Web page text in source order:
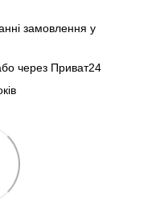
замовлення у
через Приват24